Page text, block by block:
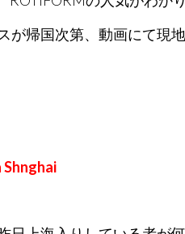
が帰国次第、動画にて現